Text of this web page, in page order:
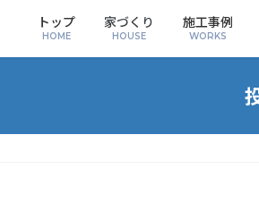
トップ
HOME
家づくり
HOUSE
施工事例
WORKS